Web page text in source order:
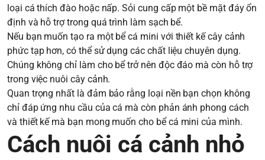
loại cá thích đào hoặc nấp. Sỏi cung cấp một bề mặt đáy ổn
định và hỗ trợ trong quá trình làm sạch bể.
Nếu bạn muốn tạo ra một bể cá mini với thiết kế cây cảnh
phức tạp hơn, có thể sử dụng các chất liệu chuyên dụng.
Chúng không chỉ làm cho bể trở nên độc đáo mà còn hỗ trợ
trong việc nuôi cây cảnh.
Quan trọng nhất là đảm bảo rằng loại nền bạn chọn không
chỉ đáp ứng nhu cầu của cá mà còn phản ánh phong cách
và thiết kế mà bạn mong muốn cho bể cá mini của mình.
Cách nuôi cá cảnh nhỏ